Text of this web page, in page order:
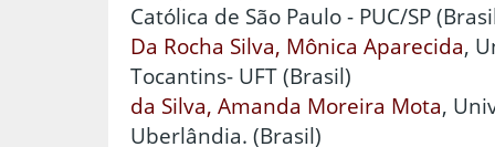
Católica de São Paulo - PUC/SP
Da Rocha Silva, Mônica Aparecida,
Tocantins- UFT (Brasil)
da Silva, Amanda Moreira Mota,
Uberlândia. (Brasil)